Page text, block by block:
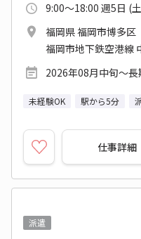
9:00～18:00 週5日 (
福岡県 福岡市博多区
福岡市地下鉄空港線
2026年08月中旬～長
未経験OK 駅から5分
仕事詳細
派遣